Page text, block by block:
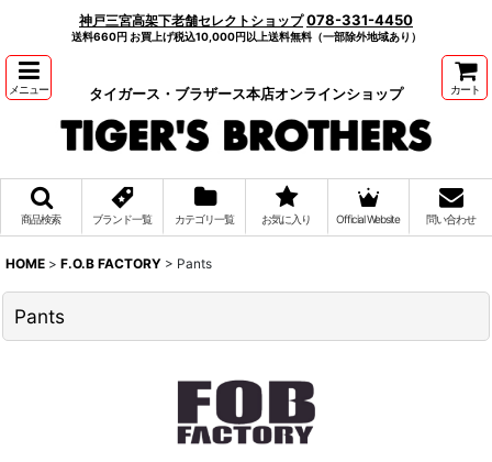
神戸三宮高架下老舗セレクトショップ 078-331-4450
送料660円 お買上げ税込10,000円以上送料無料（一部除外地域あり）
メニュー タイガース・ブラザース本店オンラインショップ カート
商品検索 ブランド一覧 カテゴリ一覧 お気に入り Official Website 問い合わせ
HOME > F.O.B FACTORY > Pants
Pants